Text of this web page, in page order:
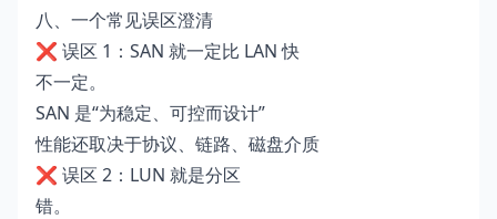
八、一个常见误区澄清
❌ 误区 1：SAN 就一定比 LAN 快
不一定。
SAN 是“为稳定、可控而设计”
性能还取决于协议、链路、磁盘介质
❌ 误区 2：LUN 就是分区
错。